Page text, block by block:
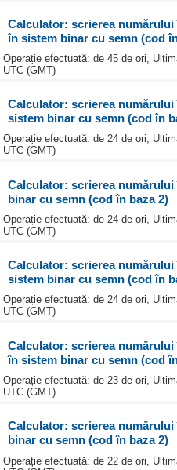
Calculator: scrierea numărului
în sistem binar cu semn (cod
Operație efectuată: de 45 de ori,
UTC (GMT)
Calculator: scrierea numărului
sistem binar cu semn (cod în
Operație efectuată: de 24 de ori,
UTC (GMT)
Calculator: scrierea
binar cu semn (cod în baza 2)
Operație efectuată: de 24 de ori,
UTC (GMT)
Calculator: scrierea numărului
sistem binar cu semn (cod în
Operație efectuată: de 24 de ori,
UTC (GMT)
Calculator: scrierea numărului
în sistem binar cu semn (cod
Operație efectuată: de 23 de ori,
UTC (GMT)
Calculator: scrierea
binar cu semn (cod în baza 2)
Operație efectuată: de 22 de ori,